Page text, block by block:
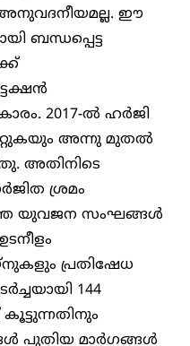
അനുവദനീയമല്ല. ഈ
ബന്ധപ്പെട്ട
2017-ൽ ഹർജി
അന്നു മുതൽ
അതിനിടെ
ശ്രമം
യുവജന സംഘങ്ങൾ
പ്രതിഷേധ
144
കൂട്ടുന്നതിനും
പുതിയ മാർഗങ്ങൾ